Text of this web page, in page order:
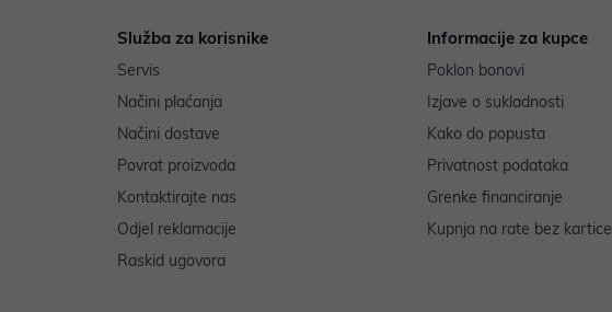
Služba za korisnike
Servis
Načini plaćanja
Načini dostave
Povrat proizvoda
Kontaktirajte nas
Odjel reklamacije
Raskid ugovora
Informacije za kupce
Poklon bonovi
Izjave o sukladnosti
Kako do popusta
Privatnost podataka
Grenke financiranje
Kupnja na rate bez kartice